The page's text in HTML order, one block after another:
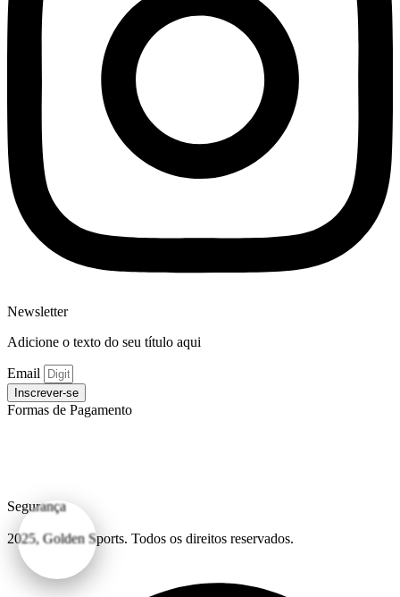
Newsletter
Adicione o texto do seu título aqui
Email
Inscrever-se
Formas de Pagamento
Segurança
2025, Golden Sports. Todos os direitos reservados.